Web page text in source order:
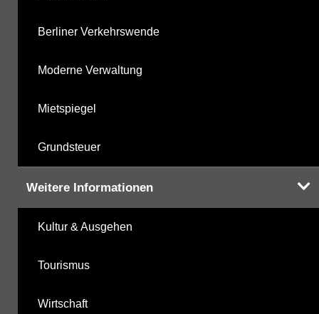
Berliner Verkehrswende
Moderne Verwaltung
Mietspiegel
Grundsteuer
Weitere Informationen
Kultur & Ausgehen
Tourismus
Wirtschaft